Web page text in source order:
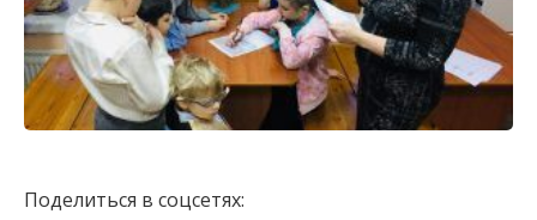
Поделиться в соцсетях: